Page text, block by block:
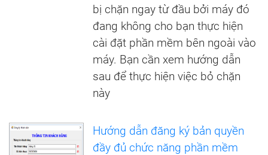
bị chặn ngay từ đầu bởi máy đó
đang không cho bạn thực hiện
cài đặt phần mềm bên ngoài vào
máy. Bạn cần xem hướng dẫn
sau để thực hiện việc bỏ chặn
này
Hướng dẫn đăng ký bản quyền
đầy đủ chức năng phần mềm